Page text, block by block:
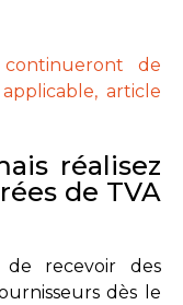
continueront de
article
réalisez
de TVA
recevoir des
dès le